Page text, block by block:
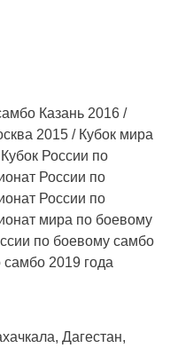
Казань 2016 /
2015 / Кубок мира
России по
России по
России по
мира по боевому
по боевому самбо
2019 года
Дагестан,